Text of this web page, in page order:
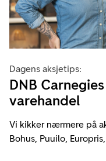
Dagens aksjetips:
DNB
varehandel
Vi kikker nærmere på
Bohus, Puuilo,